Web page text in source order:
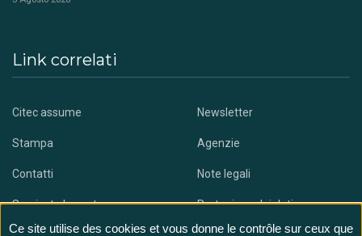
Link correlati
Citec assume Newsletter
Stampa Agenzie
Contatti Note legali
Scaricate la nostra app Protezione dei dati
Ce site utilise des cookies et vous donne le contrôle sur ceux que